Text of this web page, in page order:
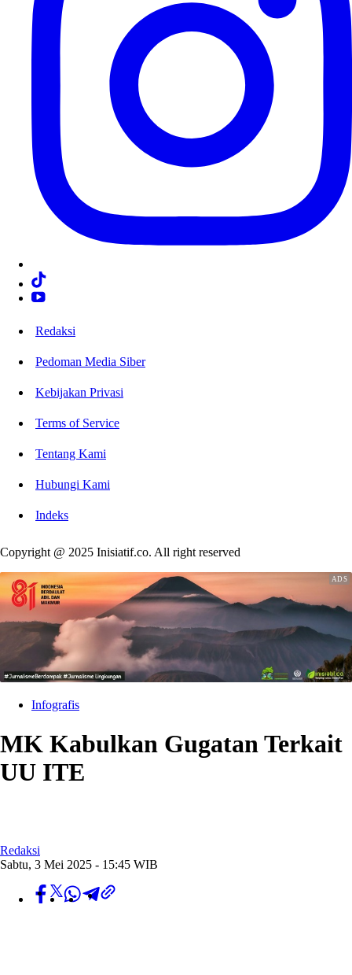
Redaksi
Pedoman Media Siber
Kebijakan Privasi
Terms of Service
Tentang Kami
Hubungi Kami
Indeks
Copyright @ 2025 Inisiatif.co. All right reserved
Infografis
MK Kabulkan Gugatan Terkait
UU ITE
Redaksi
Sabtu, 3 Mei 2025 - 15:45 WIB